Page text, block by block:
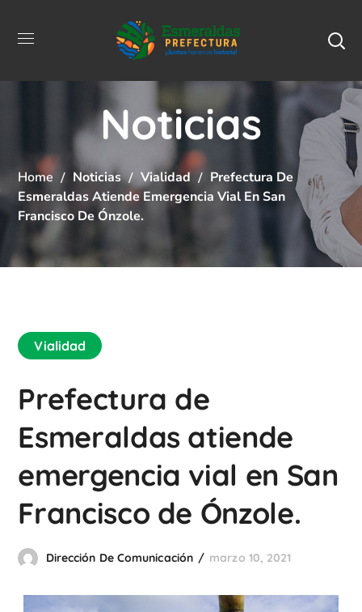
Noticias
Home Noticias Vialidad
Prefectura De
Esmeraldas Atiende Emergencia Vial En San
Francisco De Ónzole.
Vialidad
Prefectura de
Esmeraldas atiende
emergencia vial en San
Francisco de Ónzole.
Dirección De Comunicación marzo 10, 2021